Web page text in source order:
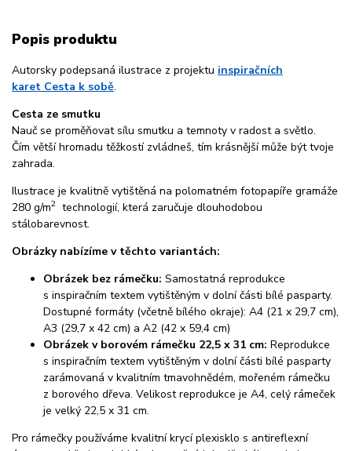
Popis produktu
Autorsky podepsaná ilustrace z projektu inspiračních
karet Cesta k sobě.
Cesta ze smutku
Nauč se proměňovat sílu smutku a temnoty v radost a světlo.
Čím větší hromadu těžkostí zvládneš, tím krásnější může být tvoje
zahrada.
Ilustrace je kvalitně vytištěná na polomatném fotopapíře gramáže
280 g/m2 technologií, která zaručuje dlouhodobou
stálobarevnost.
Obrázky nabízíme v těchto variantách:
Obrázek bez rámečku: Samostatná reprodukce
s inspiračním textem vytištěným v dolní části bílé pasparty.
Dostupné formáty (včetně bílého okraje): A4 (21 x 29,7 cm),
A3 (29,7 x 42 cm) a A2 (42 x 59,4 cm)
Obrázek v borovém rámečku 22,5 x 31 cm: Reprodukce
s inspiračním textem vytištěným v dolní části bílé pasparty
zarámovaná v kvalitním tmavohnědém, mořeném rámečku
z borového dřeva. Velikost reprodukce je A4, celý rámeček
je velký 22,5 x 31 cm.
Pro rámečky používáme kvalitní krycí plexisklo s antireflexní